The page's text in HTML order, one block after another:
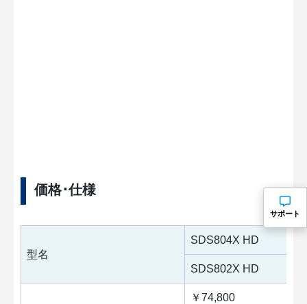
価格･仕様
型名
SDS804X HD
SDS802X HD
￥74,800
サポート